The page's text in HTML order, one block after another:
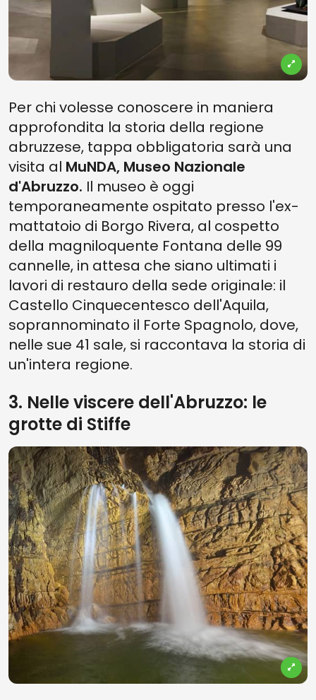
Per chi volesse conoscere in maniera
approfondita la storia della regione
abruzzese, tappa obbligatoria sarà una
visita al MuNDA, Museo Nazionale
d'Abruzzo. Il museo è oggi
temporaneamente ospitato presso l'ex-
mattatoio di Borgo Rivera, al cospetto
della magniloquente Fontana delle 99
cannelle, in attesa che siano ultimati i
lavori di restauro della sede originale: il
Castello Cinquecentesco dell'Aquila,
soprannominato il Forte Spagnolo, dove,
nelle sue 41 sale, si raccontava la storia di
un'intera regione.
3. Nelle viscere dell'Abruzzo: le
grotte di Stiffe